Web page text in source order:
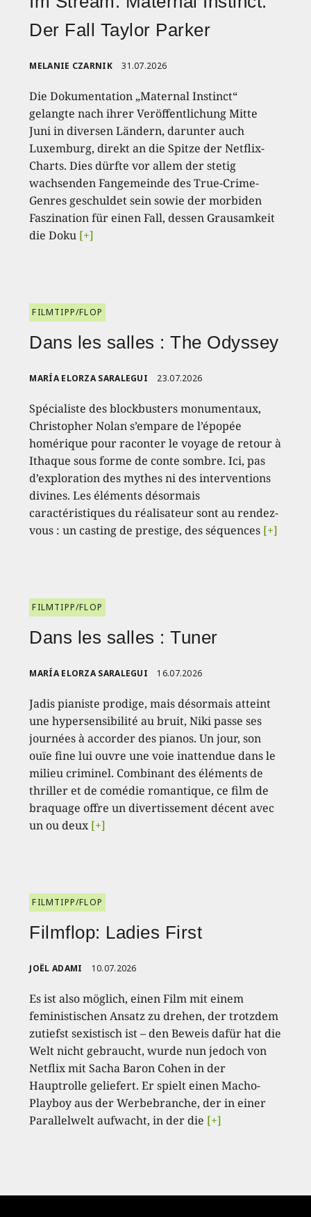
Der Fall Taylor Parker
MELANIE CZARNIK 31.07.2026
Die Dokumentation „Maternal Instinct“
gelangte nach ihrer Veröffentlichung Mitte
Juni in diversen Ländern, darunter auch
Luxemburg, direkt an die Spitze der Netflix-
Charts. Dies dürfte vor allem der stetig
wachsenden Fangemeinde des True-Crime-
Genres geschuldet sein sowie der morbiden
Faszination für einen Fall, dessen Grausamkeit
die Doku [+]
FILMTIPP/FLOP
Dans les salles : The Odyssey
MARÍA ELORZA SARALEGUI 23.07.2026
Spécialiste des blockbusters monumentaux,
Christopher Nolan s’empare de l’épopée
homérique pour raconter le voyage de retour à
Ithaque sous forme de conte sombre. Ici, pas
d’exploration des mythes ni des interventions
divines. Les éléments désormais
caractéristiques du réalisateur sont au rendez-
vous : un casting de prestige, des séquences [+]
FILMTIPP/FLOP
Dans les salles : Tuner
MARÍA ELORZA SARALEGUI 16.07.2026
Jadis pianiste prodige, mais désormais atteint
une hypersensibilité au bruit, Niki passe ses
journées à accorder des pianos. Un jour, son
ouïe fine lui ouvre une voie inattendue dans le
milieu criminel. Combinant des éléments de
thriller et de comédie romantique, ce film de
braquage offre un divertissement décent avec
un ou deux[+]
FILMTIPP/FLOP
Filmflop: Ladies First
JOËL ADAMI 10.07.2026
Es ist also möglich, einen Film mit einem
feministischen Ansatz zu drehen, der trotzdem
zutiefst sexistisch ist – den Beweis dafür hat die
Welt nicht gebraucht, wurde nun jedoch von
Netflix mit Sacha Baron Cohen in der
Hauptrolle geliefert. Er spielt einen Macho-
Playboy aus der Werbebranche, der in einer
Parallelwelt aufwacht, in der die [+]